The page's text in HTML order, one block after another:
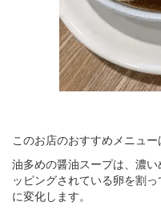
このお店のおすすめメニュー
油多めの醤油スープは、濃
ッピングされている卵を割
に変化します。